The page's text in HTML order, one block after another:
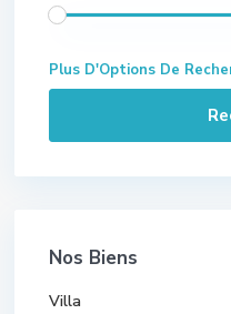
Plus D'Options De
Nos Biens
Villa